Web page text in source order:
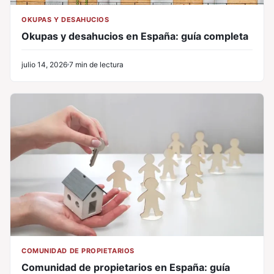
OKUPAS Y DESAHUCIOS
Okupas y desahucios en España: guía completa
julio 14, 2026 7 min de lectura
COMUNIDAD DE PROPIETARIOS
Comunidad de propietarios en España: guía